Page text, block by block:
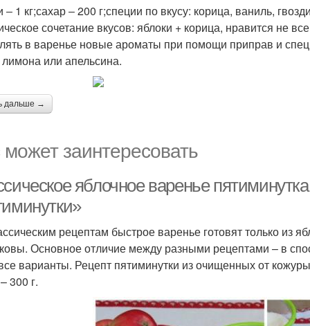
‒ 1 кг;сахар ‒ 200 г;специи по вкусу: корица, ваниль,
сочетание вкусов: яблоки + корица, нравится не
в варенье новые ароматы при помощи приправ и
или апельсина.
дальше →
заинтересовать
яблочное варенье
рецептам быстрое варенье готовят только из
Основное отличие между разными рецептами – в
варианты. Рецепт пятиминутки из очищенных от
300 г.